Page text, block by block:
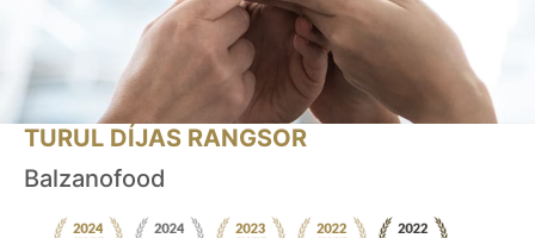
TURUL DÍJAS RANGSOR
Balzanofood